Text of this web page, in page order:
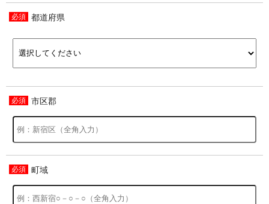
過去の特集をすべて見る>>
都道府県
市区郡
町域